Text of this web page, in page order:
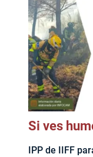
Si ves
IPP de IIFF